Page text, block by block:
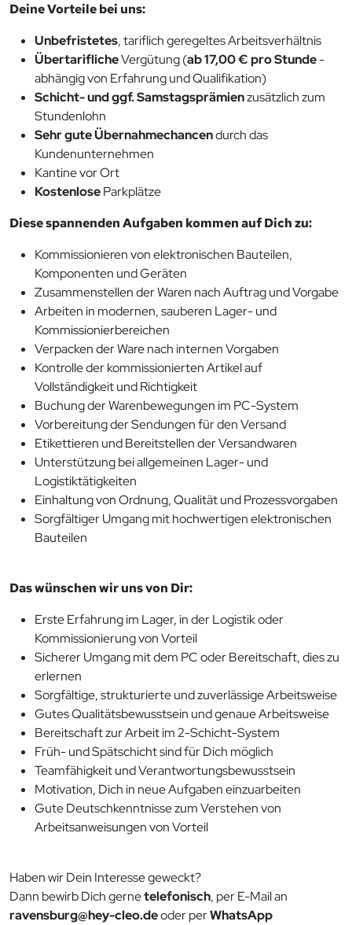
Deine Vorteile bei uns:
Unbefristetes, tariflich geregeltes Arbeitsverhältnis
ÜbertariflicheVergütung (ab 17,00 € pro Stunde-
abhängig von Erfahrung und Qualifikation)
Schicht- und ggf. Samstagsprämienzusätzlich zum
Stundenlohn
Sehr gute Übernahmechancendurch das
Kundenunternehmen
Kantine vor Ort
KostenloseParkplätze
Diese spannenden Aufgaben kommen auf Dich zu:
Kommissionieren von elektronischen Bauteilen,
Komponenten und Geräten
Zusammenstellen der Waren nach Auftrag und Vorgabe
Arbeiten in modernen, sauberen Lager- und
Kommissionierbereichen
Verpacken der Ware nach internen Vorgaben
Kontrolle der kommissionierten Artikel auf
Vollständigkeit und Richtigkeit
Buchung der Warenbewegungen im PC-System
Vorbereitung der Sendungen für den Versand
Etikettieren und Bereitstellen der Versandwaren
Unterstützung bei allgemeinen Lager- und
Logistiktätigkeiten
Einhaltung von Ordnung, Qualität und Prozessvorgaben
Sorgfältiger Umgang mit hochwertigen elektronischen
Bauteilen
Das wünschen wir uns von Dir:
Erste Erfahrung im Lager, in der Logistik oder
Kommissionierung von Vorteil
Sicherer Umgang mit dem PC oder Bereitschaft, dies zu
erlernen
Sorgfältige, strukturierte und zuverlässige Arbeitsweise
Gutes Qualitätsbewusstsein und genaue Arbeitsweise
Bereitschaft zur Arbeit im 2-Schicht-System
Früh- und Spätschicht sind für Dich möglich
Teamfähigkeit und Verantwortungsbewusstsein
Motivation, Dich in neue Aufgaben einzuarbeiten
Gute Deutschkenntnisse zum Verstehen von
Arbeitsanweisungen von Vorteil
Haben wir Dein Interesse geweckt?
Dann bewirb Dich gernetelefonisch, per E-Mail an
ravensburg@hey-cleo.deoder perWhatsApp